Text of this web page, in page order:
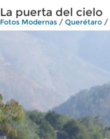
La puerta del cielo
Fotos Modernas / Querétaro /